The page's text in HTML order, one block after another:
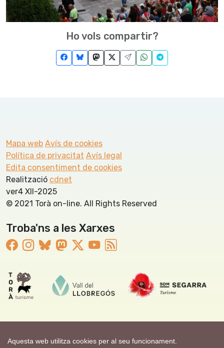
Aquesta web utilitza cookies per al seu funcionament.
Ho vols compartir?
Mapa web Avís de cookies
Política de privacitat Avís legal
Edita consentiment de cookies
Realització cdnet
ver4 XII-2025
© 2021 Torà on-line. All Rights Reserved
Troba'ns a les Xarxes